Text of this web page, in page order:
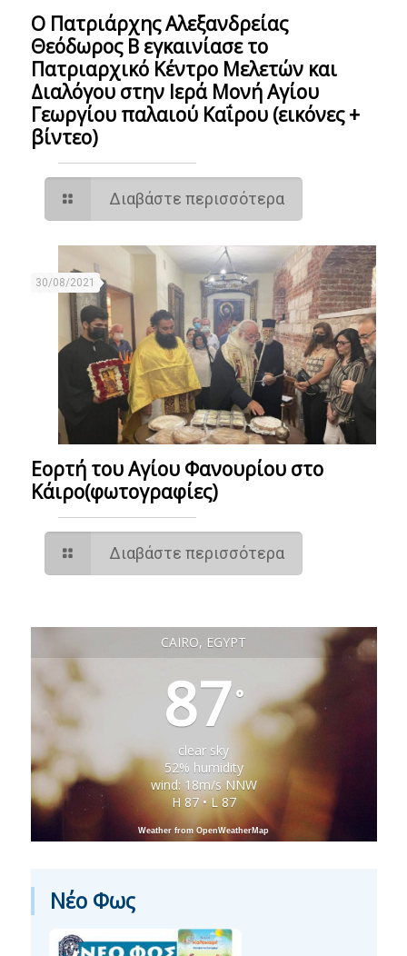
Ο Πατριάρχης Αλεξανδρείας
Θεόδωρος Β εγκαινίασε το
Πατριαρχικό Κέντρο Μελετών και
Διαλόγου στην Ιερά Μονή Αγίου
Γεωργίου παλαιού Καΐρου (εικόνες +
βίντεο)
Διαβάστε περισσότερα
30/08/2021
Εορτή του Αγίου Φανουρίου στο
Κάιρο(φωτογραφίες)
Διαβάστε περισσότερα
CAIRO, EGYPT
87°
clear sky
52% humidity
wind: 18m/s NNW
H 87 • L 87
Weather from OpenWeatherMap
Νέο Φως